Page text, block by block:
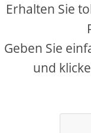
Erhalten Sie
Geben Sie
und